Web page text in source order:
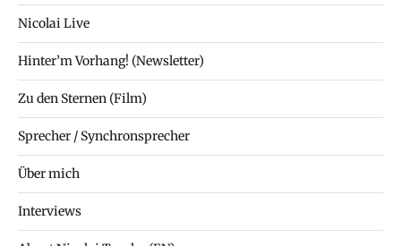
Nicolai Live
Hinter’m Vorhang! (Newsletter)
Zu den Sternen (Film)
Sprecher / Synchronsprecher
Über mich
Interviews